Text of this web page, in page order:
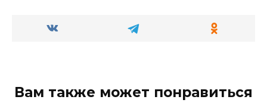
Вам также может понравиться